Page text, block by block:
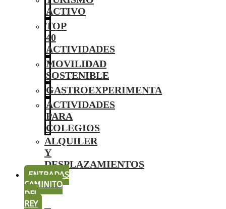
ACTIVO
TOP
40
ACTIVIDADES
MOVILIDAD
SOSTENIBLE
GASTROEXPERIMENTA
ACTIVIDADES
PARA
COLEGIOS
ALQUILER
Y
DESPLAZAMIENTOS
ENTRADAS
CAMINITO
DEL
REY